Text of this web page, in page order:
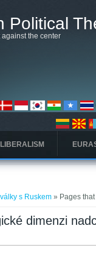
Political
the center
s Ruskem » Pages
dimenzi